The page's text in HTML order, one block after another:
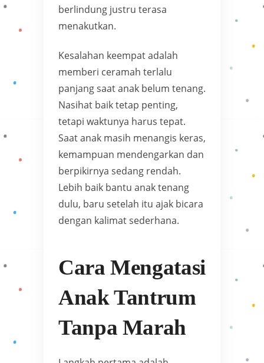
berlindung justru terasa
menakutkan.
Kesalahan keempat adalah
memberi ceramah terlalu
panjang saat anak belum tenang.
Nasihat baik tetap penting,
tetapi waktunya harus tepat.
Saat anak masih menangis keras,
kemampuan mendengarkan dan
berpikirnya sedang rendah.
Lebih baik bantu anak tenang
dulu, baru setelah itu ajak bicara
dengan kalimat sederhana.
Cara Mengatasi
Anak Tantrum
Tanpa Marah